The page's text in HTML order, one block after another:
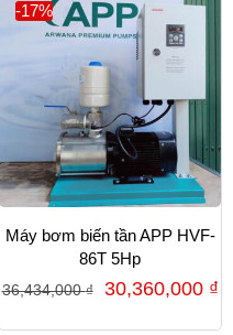
-17%
Máy bơm biến tần APP HVF-
86T 5Hp
36,434,000₫ 30,360,000 ₫